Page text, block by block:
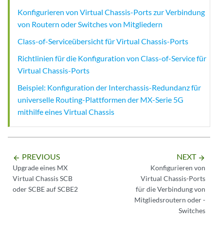
Konfigurieren von Virtual Chassis-Ports zur Verbindung
von Routern oder Switches von Mitgliedern
Class-of-Serviceübersicht für Virtual Chassis-Ports
Richtlinien für die Konfiguration von Class-of-Service für
Virtual Chassis-Ports
Beispiel: Konfiguration der Interchassis-Redundanz für
universelle Routing-Plattformen der MX-Serie 5G
mithilfe eines Virtual Chassis
arrow_backward PREVIOUS
Upgrade eines MX
Virtual Chassis SCB
oder SCBE auf SCBE2
NEXT arrow_forward
Konfigurieren von
Virtual Chassis-Ports
für die Verbindung von
Mitgliedsroutern oder -
Switches